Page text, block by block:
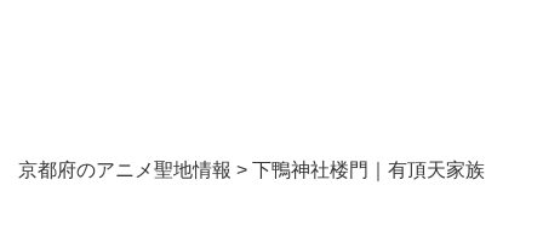
京都府のアニメ聖地情報 > 下鴨神社楼門｜有頂天家族